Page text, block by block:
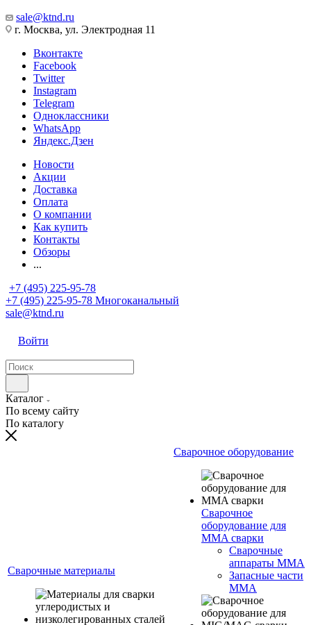
sale@ktnd.ru
г. Москва, ул. Электродная 11
Вконтакте
Facebook
Twitter
Instagram
Telegram
Одноклассники
WhatsApp
Яндекс.Дзен
Новости
Акции
Доставка
Оплата
О компании
Как купить
Контакты
Обзоры
...
+7 (495) 225-95-78
+7 (495) 225-95-78 Многоканальный
sale@ktnd.ru
Войти
Каталог
По всему сайту
По каталогу
Сварочные материалы
Сварочное оборудование
Сварочное
оборудование для
MMA сварки
Сварочные
аппараты MMA
Запасные части
MMA